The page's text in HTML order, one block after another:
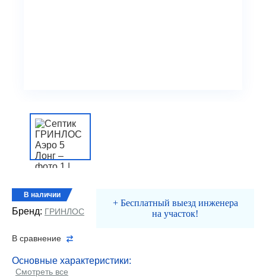
В наличии
Бренд: ГРИНЛОС
+ Бесплатный выезд инженера
на участок!
В сравнение
Основные характеристики:
Смотреть все